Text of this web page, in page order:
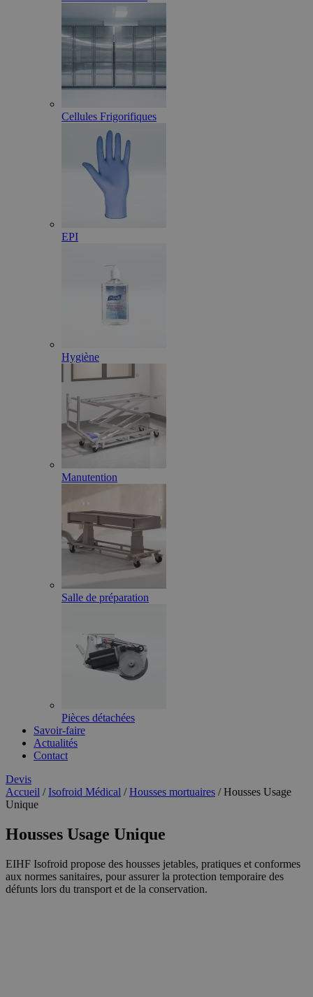
Cellules Frigorifiques
EPI
Hygiène
Manutention
Salle de préparation
Pièces détachées
Savoir-faire
Actualités
Contact
Devis
Accueil /Isofroid Médical /Housses mortuaires /Housses Usage
Unique
Housses Usage Unique
EIHF Isofroid propose des housses jetables, pratiques et conformes
aux normes sanitaires, pour assurer la protection temporaire des
défunts lors du transport et de la conservation.